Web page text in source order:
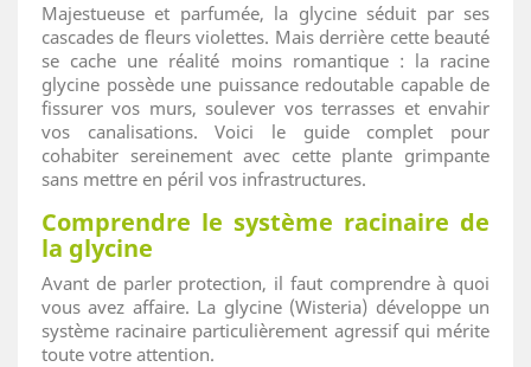
Majestueuse et parfumée, la glycine séduit par ses
cascades de fleurs violettes. Mais derrière cette beauté
se cache une réalité moins romantique : la racine
glycine possède une puissance redoutable capable de
fissurer vos murs, soulever vos terrasses et envahir
vos canalisations. Voici le guide complet pour
cohabiter sereinement avec cette plante grimpante
sans mettre en péril vos infrastructures.
Comprendre le système racinaire de
la glycine
Avant de parler protection, il faut comprendre à quoi
vous avez affaire. La glycine (Wisteria) développe un
système racinaire particulièrement agressif qui mérite
toute votre attention.